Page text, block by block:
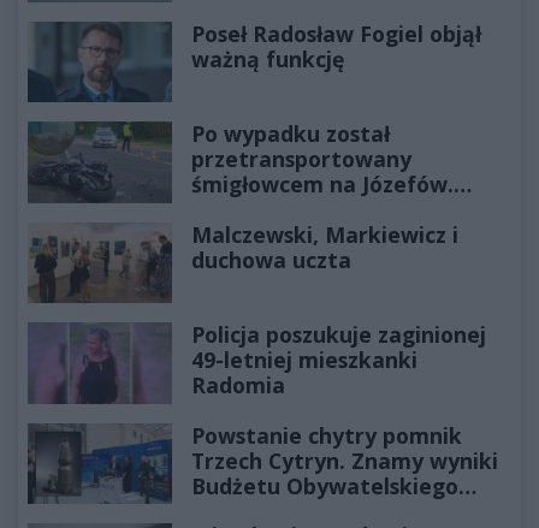
Poseł Radosław Fogiel objął
ważną funkcję
Po wypadku został
przetransportowany
śmigłowcem na Józefów.
Malczewski, Markiewicz i
duchowa uczta
Policja poszukuje zaginionej
49-letniej mieszkanki
Radomia
Powstanie chytry pomnik
Trzech Cytryn. Znamy wyniki
Budżetu Obywatelskiego